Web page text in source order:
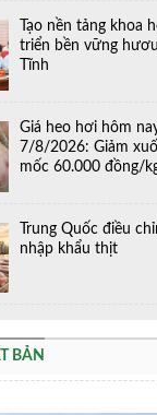
Tạo nền tảng khoa
triển bền vững
Tĩnh
Giá heo hơi hôm
7/8/2026: Giảm
mốc 60.000 đồng/
Trung Quốc điều
nhập khẩu thịt
BẢN